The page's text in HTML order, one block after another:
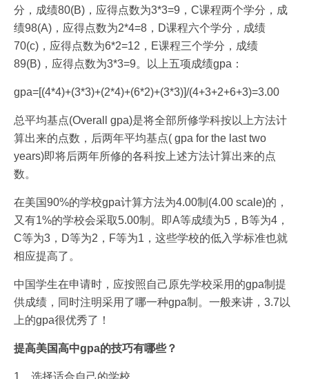
分，成绩80(B)，应得点数为3*3=9，C课程两个学分，成
绩98(A)，应得点数为2*4=8，D课程六个学分，成绩
70(c)，应得点数为6*2=12，E课程三个学分，成绩
89(B)，应得点数为3*3=9。以上五项成绩gpa：
gpa=[(4*4)+(3*3)+(2*4)+(6*2)+(3*3)]/(4+3+2+6+3)=3.00
总平均基点(Overall gpa)是将全部所修学科按以上方法计
算出来的点数，后两年平均基点( gpa for the last two
years)即将后两年所修的各科按上述方法计算出来的点
数。
在美国90%的学校gpa计算方法为4.00制(4.00 scale)的，
又有1%的学校会采取5.00制。即A等成绩为5，B等为4，
C等为3，D等为2，F等为1，这些学校的低入学标准也就
相应提高了。
中国学生在申请时，应按照自己原先学校采用的gpa制提
供成绩，同时注明采用了哪一种gpa制。一般来讲，3.7以
上的gpa很优秀了！
提高美国高中gpa的技巧有哪些？
1、选择适合自己的学校